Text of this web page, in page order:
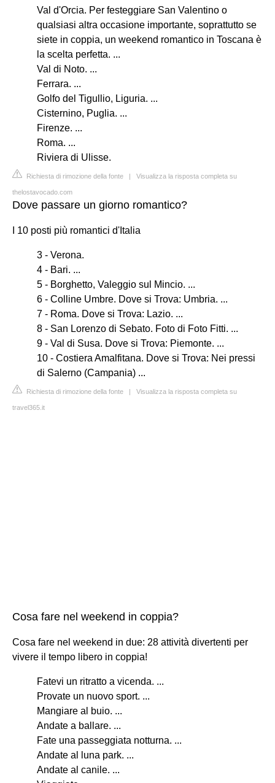
Val d'Orcia. Per festeggiare San Valentino o
qualsiasi altra occasione importante, soprattutto se
siete in coppia, un weekend romantico in Toscana è
la scelta perfetta. ...
Val di Noto. ...
Ferrara. ...
Golfo del Tigullio, Liguria. ...
Cisternino, Puglia. ...
Firenze. ...
Roma. ...
Riviera di Ulisse.
Richiesta di rimozione della fonte | Visualizza la risposta completa su
thelostavocado.com
Dove passare un giorno romantico?
I 10 posti più romantici d'Italia
3 - Verona.
4 - Bari. ...
5 - Borghetto, Valeggio sul Mincio. ...
6 - Colline Umbre. Dove si Trova: Umbria. ...
7 - Roma. Dove si Trova: Lazio. ...
8 - San Lorenzo di Sebato. Foto di Foto Fitti. ...
9 - Val di Susa. Dove si Trova: Piemonte. ...
10 - Costiera Amalfitana. Dove si Trova: Nei pressi
di Salerno (Campania) ...
Richiesta di rimozione della fonte | Visualizza la risposta completa su
travel365.it
Cosa fare nel weekend in coppia?
Cosa fare nel weekend in due: 28 attività divertenti per
vivere il tempo libero in coppia!
Fatevi un ritratto a vicenda. ...
Provate un nuovo sport. ...
Mangiare al buio. ...
Andate a ballare. ...
Fate una passeggiata notturna. ...
Andate al luna park. ...
Andate al canile. ...